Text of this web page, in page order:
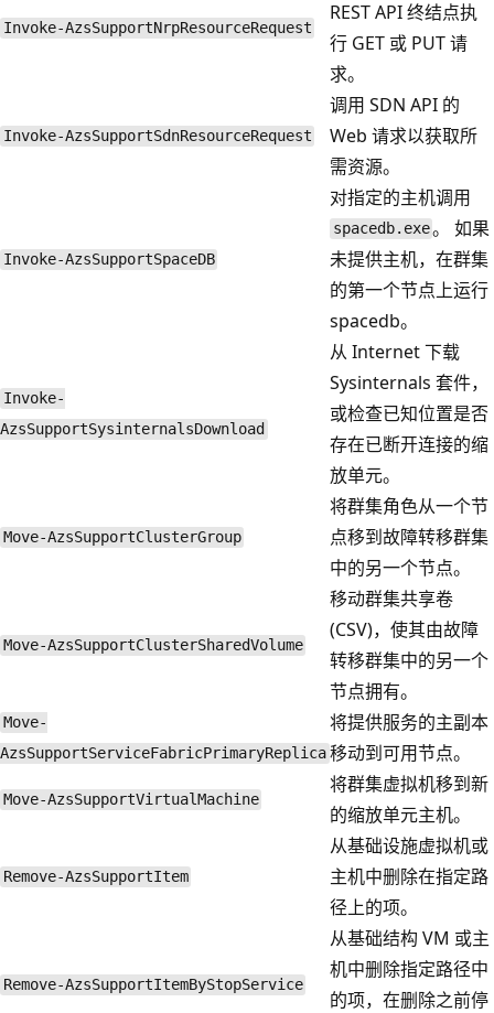
Invoke-AzsSupportNrpResourceRequest
REST API 终结点执
行 GET 或 PUT 请
求。
Invoke-AzsSupportSdnResourceRequest
调用 SDN API 的
Web 请求以获取所
需资源。
Invoke-AzsSupportSpaceDB
对指定的主机调用
spacedb.exe。 如果
未提供主机，在群集
的第一个节点上运行
spacedb。
Invoke-
AzsSupportSysinternalsDownload
从 Internet 下载
Sysinternals 套件，
或检查已知位置是否
存在已断开连接的缩
放单元。
Move-AzsSupportClusterGroup
将群集角色从一个节
点移到故障转移群集
中的另一个节点。
Move-AzsSupportClusterSharedVolume
移动群集共享卷
(CSV)，使其由故障
转移群集中的另一个
节点拥有。
Move-
AzsSupportServiceFabricPrimaryReplica
将提供服务的主副本
移动到可用节点。
Move-AzsSupportVirtualMachine
将群集虚拟机移到新
的缩放单元主机。
Remove-AzsSupportItem
从基础设施虚拟机或
主机中删除在指定路
径上的项。
Remove-AzsSupportItemByStopService
从基础结构 VM 或主
机中删除指定路径中
的项，在删除之前停